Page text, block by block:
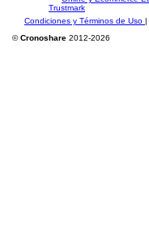
Condiciones y Términos de Uso |
©Cronoshare 2012-2026